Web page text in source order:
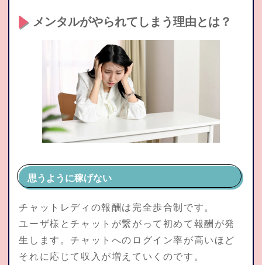
メンタルがやられてしまう理由とは？
思うように稼げない
チャットレディの報酬は完全歩合制です。
ユーザ様とチャットが繋がって初めて報酬が発
生します。チャットへのログイン率が高いほど
それに応じて収入が増えていくのです。